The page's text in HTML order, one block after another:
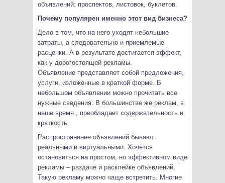
объявлений: проспектов, листовок, буклетов.
Почему популярен именно этот вид бизнеса?
Дело в том, что на него уходят небольшие
затраты, а следовательно и приемлемые
расценки. А в результате достигается эффект,
как у дорогостоящей рекламы.
Объявление представляет собой предложения,
услуги, изложенные в краткой форме. В
небольшом объявлении можно прочитать все
нужные сведения. В большинстве же реклам, в
наше время , преобладает содержательность и
краткость.
Распространение объявлений бывают
реальными и виртуальными. Хочется
остановиться на простом, но эффективном виде
рекламы – раздаче и расклейке объявлений.
Такую рекламу можно чаще встретить. Многие